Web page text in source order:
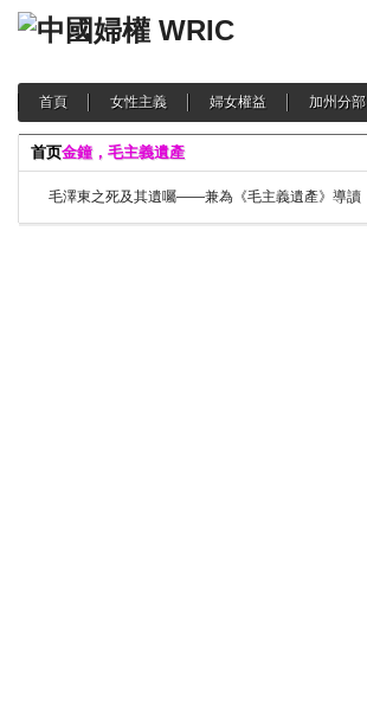
首頁 女性主義 婦女權益 加州分部
首页金鐘，毛主義遺產
毛澤東之死及其遺囑——兼為《毛主義遺產》導讀